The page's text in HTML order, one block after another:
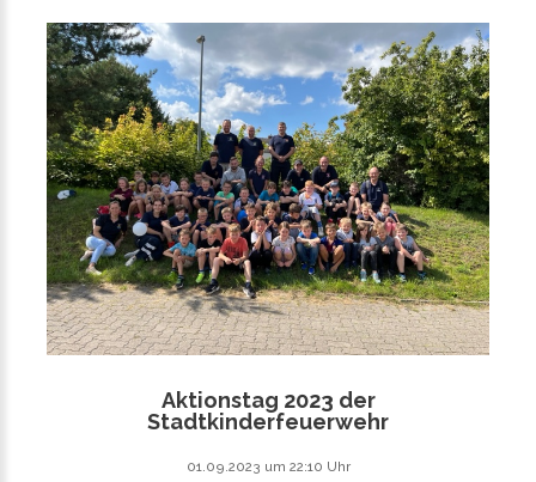
Aktionstag 2023 der
Stadtkinderfeuerwehr
01.09.2023 um 22:10 Uhr